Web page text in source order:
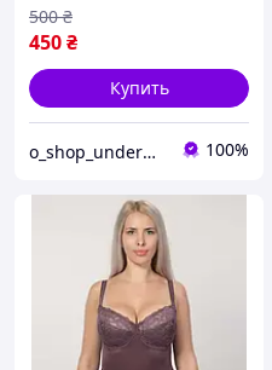
450₴
500 ₴
Купить
о_shop_underwear 100%